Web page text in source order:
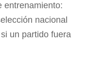
entrenamiento:
nacional
un partido fuera